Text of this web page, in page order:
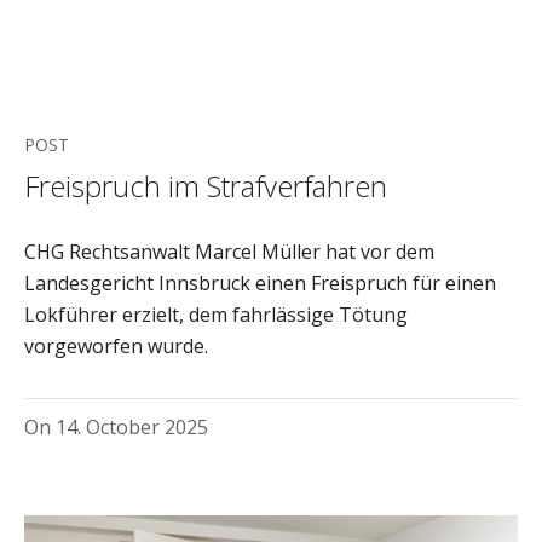
POST
Freispruch im Strafverfahren
CHG Rechtsanwalt Marcel Müller hat vor dem
Landesgericht Innsbruck einen Freispruch für einen
Lokführer erzielt, dem fahrlässige Tötung
vorgeworfen wurde.
On 14. October 2025